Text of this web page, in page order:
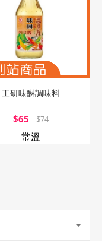
工研味醂調味料
$65 $74
常溫